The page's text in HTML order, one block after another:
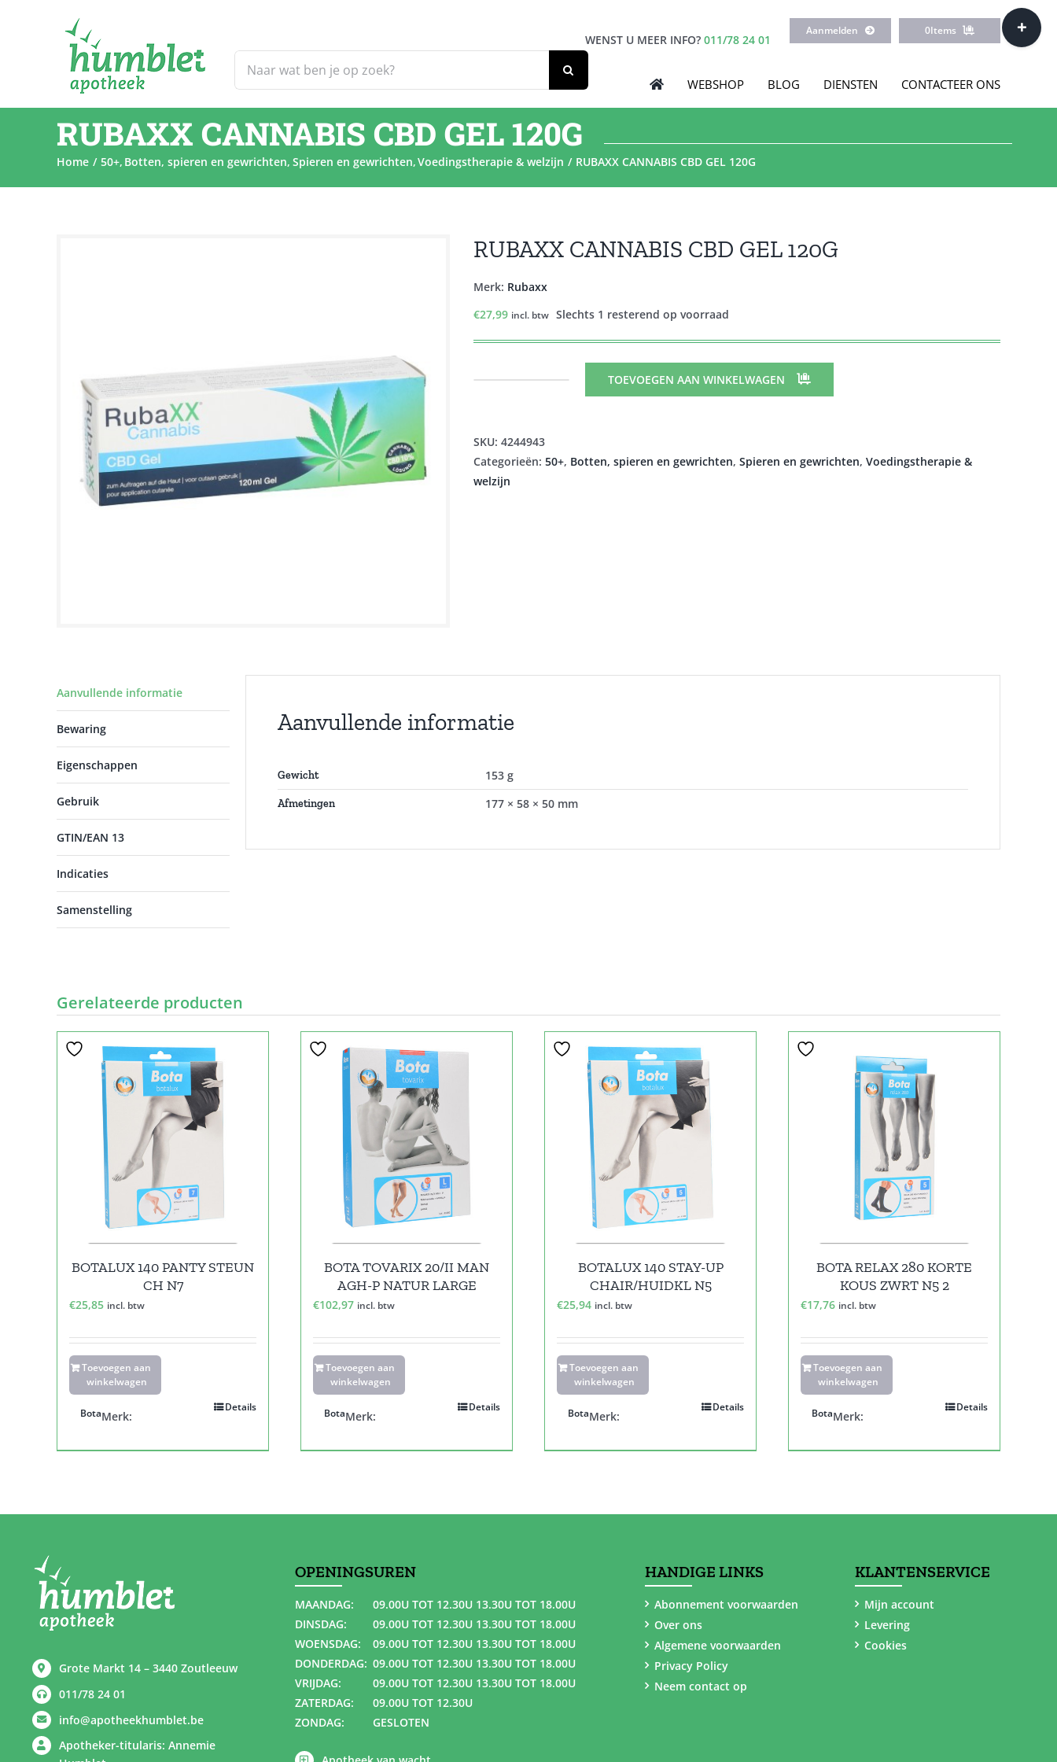
naar:
WENST U MEER INFO? 011/78 24 01
Aanmelden 0Items
WEBSHOP BLOG DIENSTEN CONTACTEER ONS
RUBAXX CANNABIS CBD GEL 120G
Home 50+ Botten, spieren en gewrichten Spieren en gewrichten Voedingstherapie & welzijn RUBAXX CANNABIS CBD GEL 120G
RUBAXX CANNABIS CBD GEL 120G
Merk: Rubaxx
€27,99 incl. btw Slechts 1 resterend op voorraad
GEL
120G
TOEVOEGEN AAN WINKELWAGEN
SKU: 4244943
Categorieën: 50+, Botten, spieren en gewrichten, Spieren en gewrichten, Voedingstherapie &
welzijn
Aanvullende informatie
Bewaring
Eigenschappen
Gebruik
GTIN/EAN 13
Indicaties
Samenstelling
Aanvullende informatie
Gewicht 153 g
Afmetingen 177 × 58 × 50 mm
Gerelateerde producten
BOTALUX 140 PANTY STEUN
CH N7
€25,85 incl. btw
Toevoegen aan
winkelwagen
Details
Merk:
Bota
BOTA TOVARIX 20/II MAN
AGH-P NATUR LARGE
€102,97 incl. btw
Toevoegen aan
winkelwagen
Details
Merk:
Bota
BOTALUX 140 STAY-UP
CHAIR/HUIDKL N5
€25,94 incl. btw
Toevoegen aan
winkelwagen
Details
Merk:
Bota
BOTA RELAX 280 KORTE
KOUS ZWRT N5 2
€17,76 incl. btw
Toevoegen aan
winkelwagen
Details
Merk:
Bota
Grote Markt 14 – 3440 Zoutleeuw
011/78 24 01
info@apotheekhumblet.be
Apotheker-titularis: Annemie
OPENINGSUREN
MAANDAG:
09.00U TOT 12.30U 13.30U TOT 18.00U
DINSDAG:
09.00U TOT 12.30U 13.30U TOT 18.00U
WOENSDAG:
09.00U TOT 12.30U 13.30U TOT 18.00U
DONDERDAG: 09.00U TOT 12.30U 13.30U TOT 18.00U
VRIJDAG:
09.00U TOT 12.30U 13.30U TOT 18.00U
ZATERDAG:
09.00U TOT 12.30U
ZONDAG:
GESLOTEN
HANDIGE LINKS
Abonnement voorwaarden
Over ons
Algemene voorwaarden
Privacy Policy
Neem contact op
KLANTENSERVICE
Mijn account
Levering
Cookies
Toggle
Sliding